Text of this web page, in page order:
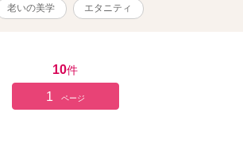
ッフとの衝突や別れを経験しながら、彼女は
、老後の不安と向き合っていく。 ある日、若
され、店の閉店が決まった時、圭子は『終わ
を決める。 最後の夜、常連客たちとグラスを
圭子は、自分の人生をノートに綴り始める。
るかもしれない『物語』として。泡のように
老いの美学 エタニティ
10件
1 ページ